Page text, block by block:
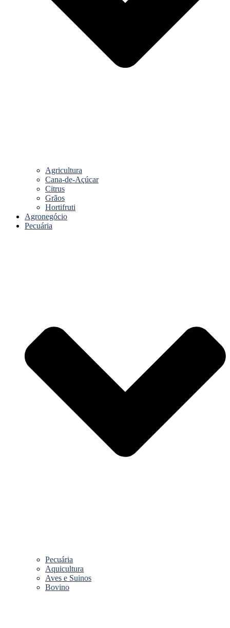
Agricultura
Cana-de-Açúcar
Citrus
Grãos
Hortifruti
Agronegócio
Pecuária
Pecuária
Aquicultura
Aves e Suinos
Bovino